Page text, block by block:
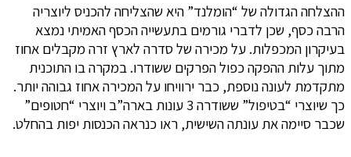
ההצלחה הגדולה של “הומלנד” היא שהצליחה להכניס ליוצריה
הרבה כסף, שכן לדברי גורמים בתעשייה הכסף האמיתי נמצא
בעיקרון המכפלות. על מכירה של סדרה לארץ זרה מקבלים אחוז
מתוך עלות ההפקה כפול הפרקים ששודרו. במקרה בו התוכנית
מתקדמת לעונה נוספת, כבר ירוויחו על המכירה אחוז גבוהה יותר.
כך שיוצרי “בטיפול” ששודרה 3 עונות בארה”ב ויוצרי “חטופים”
שכבר סיימה את עונתה השישית, ראו כנראה הכנסות יפות בהחלט.